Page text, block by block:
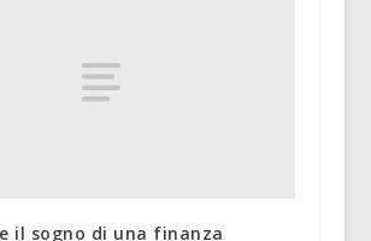
il sogno di una finanza